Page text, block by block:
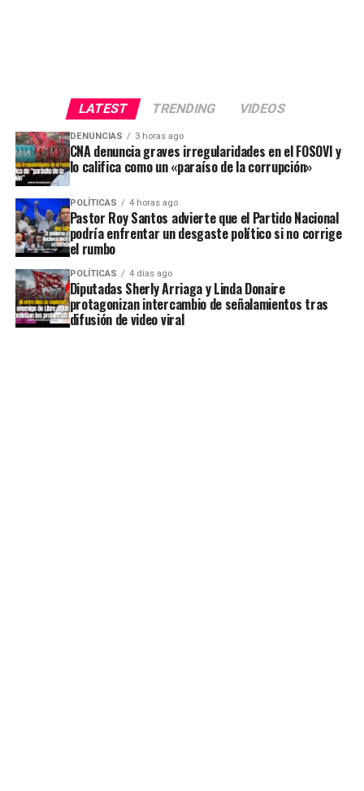
LATEST TRENDING VIDEOS
DENUNCIAS 3 horas ago
CNA denuncia graves irregularidades en el FOSOVI y
lo califica como un «paraíso de la corrupción»
POLÍTICAS 4 horas ago
Pastor Roy Santos advierte que el Partido Nacional
podría enfrentar un desgaste político si no corrige
el rumbo
POLÍTICAS 4 días ago
Diputadas Sherly Arriaga y Linda Donaire
protagonizan intercambio de señalamientos tras
difusión de video viral